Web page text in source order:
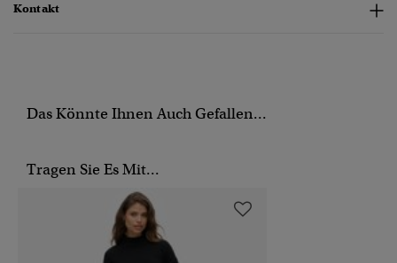
Kontakt
Das Könnte Ihnen Auch Gefallen...
Tragen Sie Es Mit...